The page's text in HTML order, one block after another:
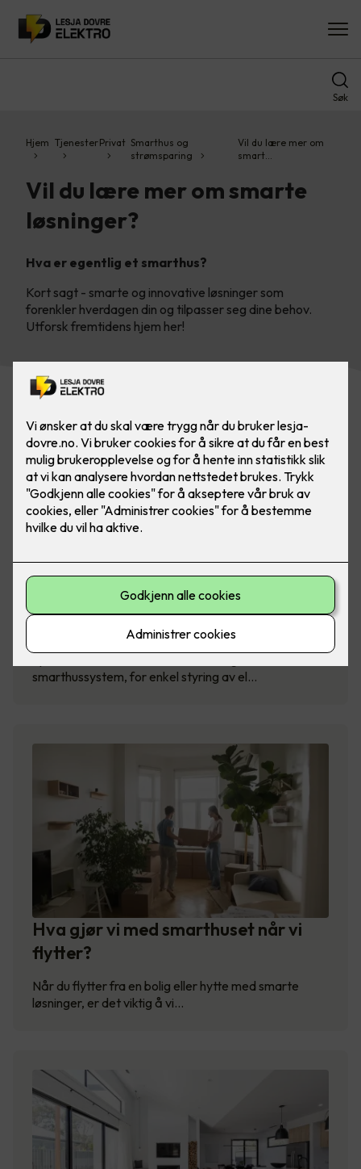
Søk
Hjem TjenesterPrivat Smarthus og
strømsparing
Vil du lære mer om
smart…
Vil du lære mer om smarte
løsninger?
Hva er egentlig et smarthus?
Kort sagt - smarte og innovative løsninger som
forenkler hverdagen din og tilpasser seg dine behov.
Utforsk fremtidens hjem her!
SG Smart - intelligent styring av
smarthussystem, for enkel styring av el…
Hva gjør vi med smarthuset når vi
flytter?
Når du flytter fra en bolig eller hytte med smarte
løsninger, er det viktig å vi…